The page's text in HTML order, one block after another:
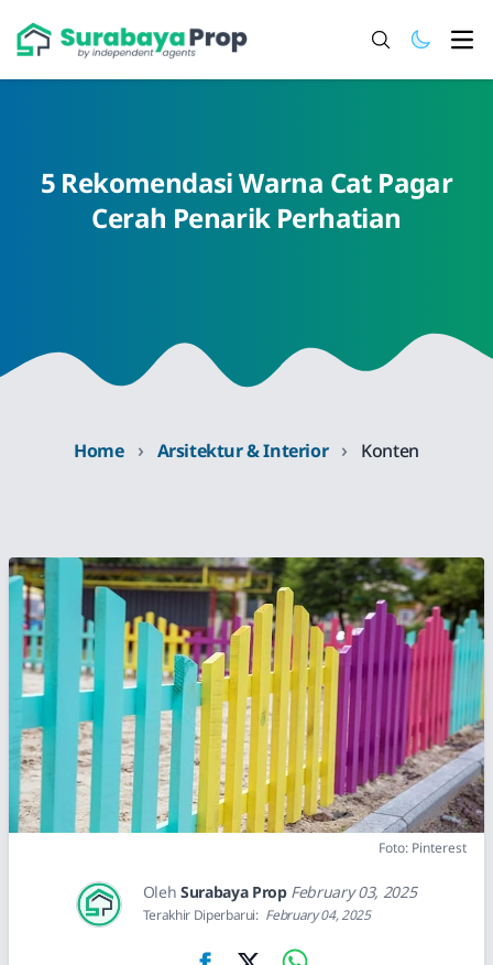
5 Rekomendasi Warna Cat Pagar
Cerah Penarik Perhatian
Home › Arsitektur & Interior › Konten
Foto: Pinterest
OlehSurabaya Prop February 03, 2025
Terakhir Diperbarui: February 04, 2025